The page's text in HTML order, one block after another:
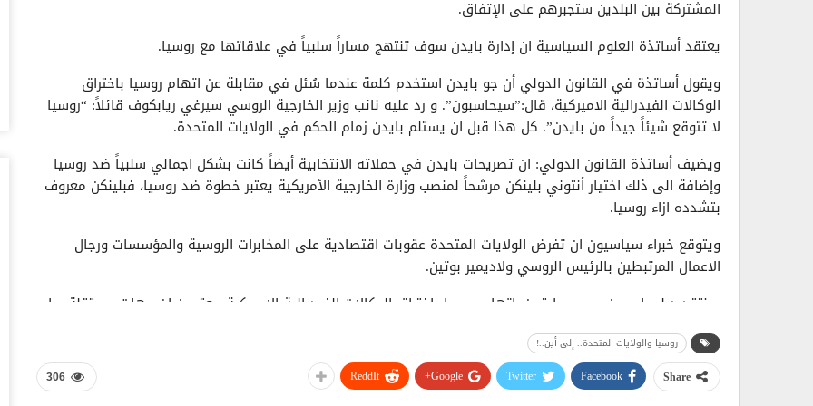
المشتركة بين البلدين ستجبرهم علی الإتفاق.
يعتقد أساتذة العلوم السياسية ان إدارة بايدن سوف تنتهج مساراً سلبياً في علاقاتها مع روسيا.
ويقول أساتذة في القانون الدولي أن جو بايدن استخدم كلمة عندما سُئل في مقابلة عن اتهام روسيا باختراق
الوكالات الفيدرالية الاميركية، قال:”سيحاسبون”. و رد عليه نائب وزير الخارجية الروسي سيرغي ريابكوف قائلاً: “روسيا
لا تتوقع شيئاً جيداً من بايدن”. كل هذا قبل ان يستلم بايدن زمام الحكم في الولايات المتحدة.
ويضيف أساتذة القانون الدولي: ان تصريحات بايدن في حملاته الانتخابية أيضاً كانت بشكل اجمالي سلبياً ضد روسيا
وإضافة الی ذلك اختیار أنتوني بلينكن مرشحاً لمنصب وزارة الخارجية الأمريكية يعتبر خطوة ضد روسيا، فبلينكن معروف
بتشدده ازاء روسيا.
ويتوقع خبراء سياسيون ان تفرض الولايات المتحدة عقوبات اقتصادية علی المخابرات الروسية والمؤسسات ورجال
الاعمال المرتبطين بالرئيس الروسي ولاديمير بوتين.
وينتقد دبلوماسيون روس سابقون، اتهام روسيا باختراق الوكالات الفيدرالية الاميركية معتبرين ان جهات مستقلة وراء
ويؤكد دبلوماسيون روس سابقون ان روسيا ايضاً تتعرض الی هذه الهجمات، وهي تتجنب الاختراق وفي بعض الاحيان
تفشل في تجنب الهجمات.
روسيا والولايات المتحدة.. إلی أين..!
306 Share
Facebook
Twitter
Google+
ReddIt